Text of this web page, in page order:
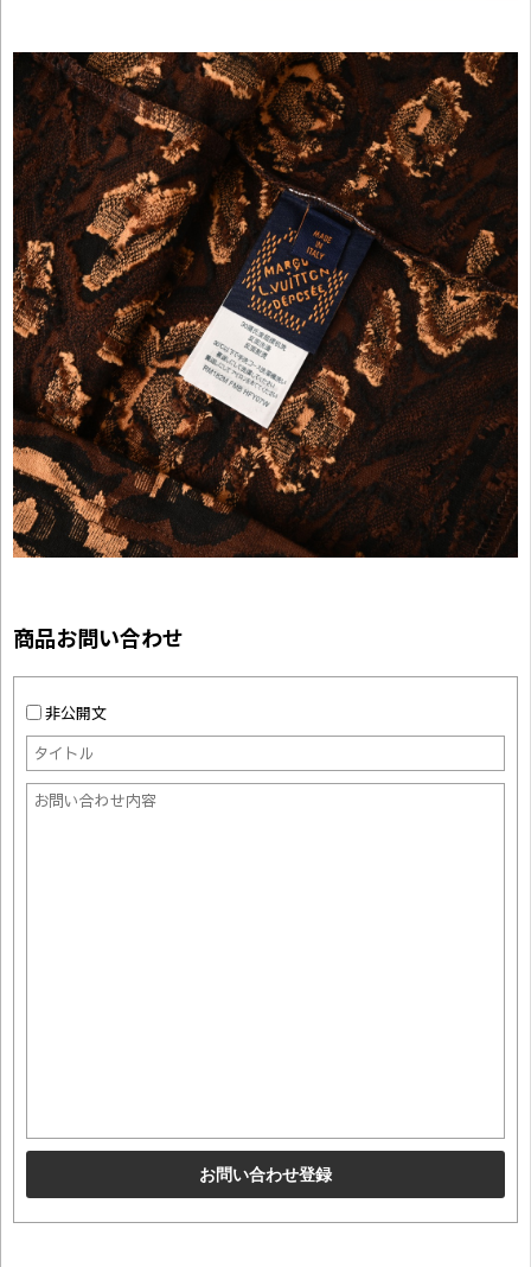
商品お問い合わせ
非公開文